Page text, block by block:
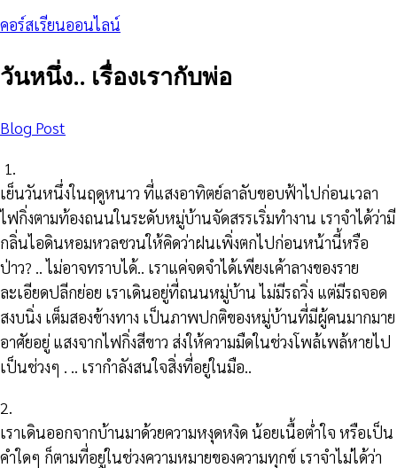
คอร์สเรียนออนไลน์
วันหนึ่ง.. เรื่องเรากับพ่อ
Blog Post
1.
เย็นวันหนึ่งในฤดูหนาว ที่แสงอาทิตย์ลาลับขอบฟ้าไปก่อนเวลา
ไฟกิ่งตามท้องถนนในระดับหมู่บ้านจัดสรรเริ่มทำงาน เราจำได้ว่ามี
กลิ่นไอดินหอมหวลชวนให้คิดว่าฝนเพิ่งตกไปก่อนหน้านี้หรือ
ป่าว? .. ไม่อาจทราบได้.. เราแค่จดจำได้เพียงเค้าลางของราย
ละเอียดปลีกย่อย เราเดินอยู่ที่ถนนหมู่บ้าน ไม่มีรถวิ่ง แต่มีรถจอด
สงบนิ่ง เต็มสองข้างทาง เป็นภาพปกติของหมู่บ้านที่มีผู้คนมากมาย
อาศัยอยู่ แสงจากไฟกิ่งสีขาว ส่งให้ความมืดในช่วงโพล้เพล้หายไป
เป็นช่วงๆ . .. เรากำลังสนใจสิ่งที่อยู่ในมือ..
2.
เราเดินออกจากบ้านมาด้วยความหงุดหงิด น้อยเนื้อต่ำใจ หรือเป็น
คำใดๆ ก็ตามที่อยู่ในช่วงความหมายของความทุกข์ เราจำไม่ได้ว่า